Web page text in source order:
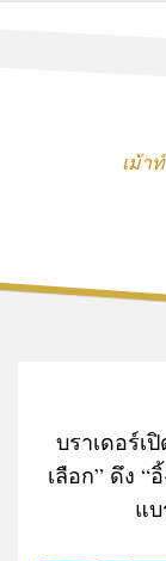
เม้า
บราเดอร์เ
เลือก” ดึง “
แ